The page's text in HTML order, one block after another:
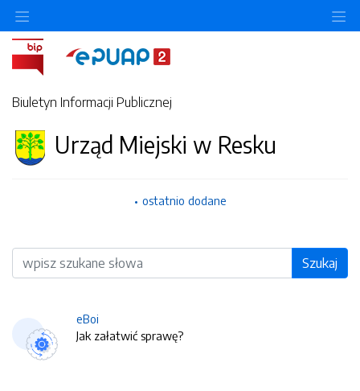
Biuletyn Informacji Publicznej
Urząd Miejski w Resku
ostatnio dodane
Wyszukiwarka Szukaj
eBoi
Jak załatwić sprawę?